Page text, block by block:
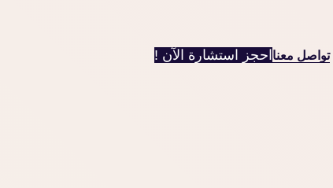
تواصل معنااحجز استشارة الآن !